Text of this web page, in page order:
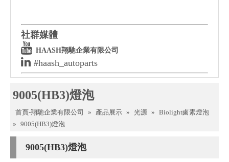
社群媒體
 HAASH翔馳企業有限公司
 #haash_autoparts
9005(HB3)燈泡
首頁-翔馳企業有限公司 » 產品展示 » 光源 » Biolight鹵素燈泡
» 9005(HB3)燈泡
9005(HB3)燈泡